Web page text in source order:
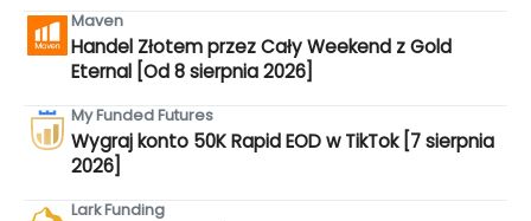
Maven
Handel Złotem przez Cały Weekend z Gold
Eternal [Od 8 sierpnia 2026]
My Funded Futures
Wygraj konto 50K Rapid EOD w TikTok [7 sierpnia
2026]
Lark Funding